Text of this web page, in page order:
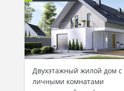
Двухэтажный жилой дом с
личными комнатами